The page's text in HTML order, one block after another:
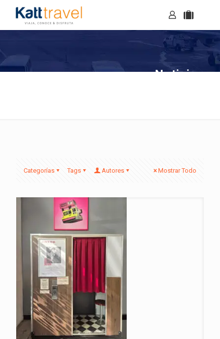
Noticias
Categorías Tags Autores Mostrar Todo